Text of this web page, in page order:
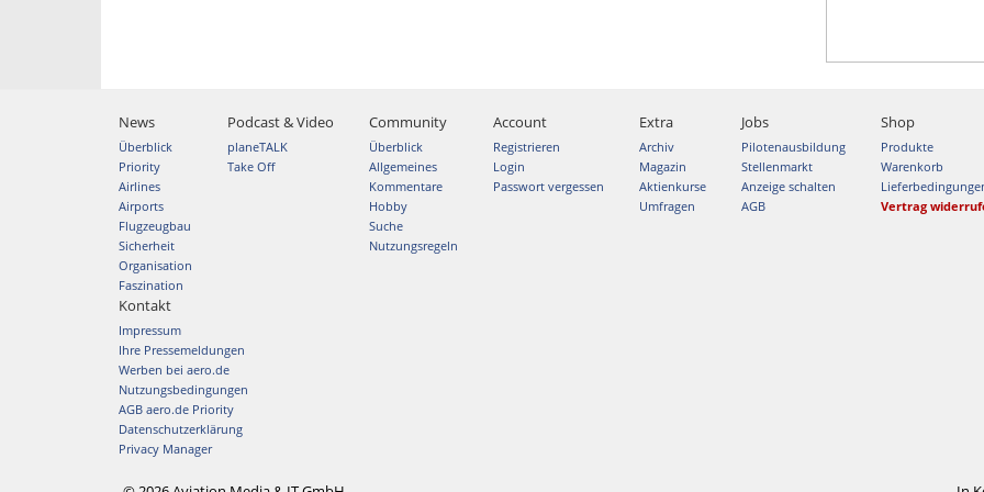
News
Überblick
Priority
Airlines
Airports
Flugzeugbau
Sicherheit
Organisation
Faszination
Podcast & Video
planeTALK
Take Off
Community
Überblick
Allgemeines
Kommentare
Hobby
Suche
Nutzungsregeln
Account
Registrieren
Login
Passwort vergessen
Extra
Archiv
Magazin
Aktienkurse
Umfragen
Jobs
Pilotenausbildung
Stellenmarkt
Anzeige schalten
AGB
Shop
Produkte
Warenkorb
Vertrag
Kontakt
Impressum
Ihre Pressemeldungen
Werben bei aero.de
Nutzungsbedingungen
AGB aero.de Priority
Datenschutzerklärung
Privacy Manager